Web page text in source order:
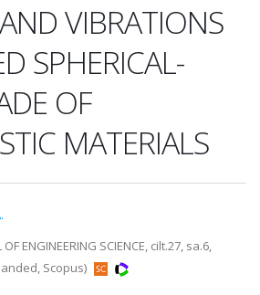
VIBRATIONS
SPHERICAL-
OF
MATERIALS
OF ENGINEERING SCIENCE, cilt.27, sa.6,
Scopus)